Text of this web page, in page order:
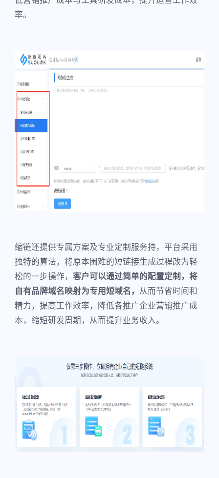
率。
缩链还提供专属方案及专业定制服务持，平台采用
独特的算法，将原本困难的短链接生成过程改为轻
松的一步操作， 客户可以通过简单的配置定制，将
自有品牌域名映射为专用短域名， 从而节省时间和
精力，提高工作效率，降低各推广企业营销推广成
本，缩短研发周期，从而提升业务收入。